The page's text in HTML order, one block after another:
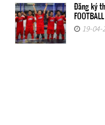
Đăng ký
19-04-